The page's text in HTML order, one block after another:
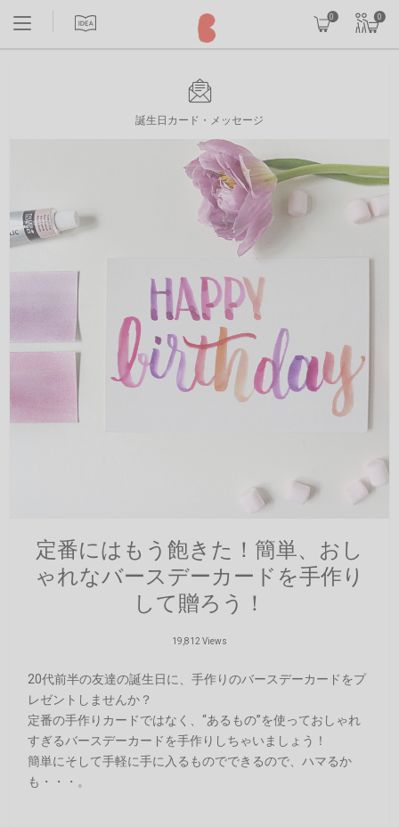
0 0
誕生日カード・メッセージ
定番にはもう飽きた！簡単、おし
ゃれなバースデーカードを手作り
して贈ろう！
19,812 Views
20代前半の友達の誕生日に、手作りのバースデーカードをプ
レゼントしませんか？
定番の手作りカードではなく、“あるもの”を使っておしゃれ
すぎるバースデーカードを手作りしちゃいましょう！
簡単にそして手軽に手に入るものでできるので、ハマるか
も・・・。